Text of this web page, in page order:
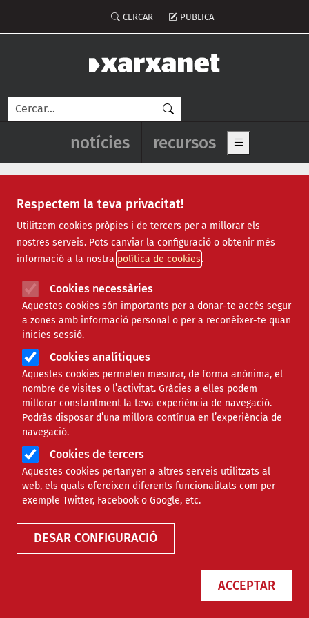
Respectem la teva privacitat!
Utilitzem cookies pròpies i de tercers per a millorar els
nostres serveis. Pots canviar la configuració o obtenir més
informació a la nostra política de cookies
Cookies necessàries
Aquestes cookies són importants per a donar-te accés segur
a zones amb informació personal o per a reconèixer-te quan
inicies sessió.
Cookies analítiques
Aquestes cookies permeten mesurar, de forma anònima, el
nombre de visites o l’activitat. Gràcies a elles podem
millorar constantment la teva experiència de navegació.
Podràs disposar d’una millora contínua en l’experiència de
navegació.
Cookies de tercers
Aquestes cookies pertanyen a altres serveis utilitzats al
web, els quals ofereixen diferents funcionalitats com per
exemple Twitter, Facebook o Google, etc.
DESAR CONFIGURACIÓ
ACCEPTAR
Menú del compte d'usuari
CERCAR PUBLICA
Cerca
Navegació principal de
notícies recursos Show main
Notícies
Totes | Ambiental | Comunitari | Cultural | Social
|
Internacional | Projectes | Jurídic | Tecnològic
Formació
Àmbit de la notícia
ECONÒMIC
Neix una comissió d’afectats
per Endesa a Girona
Comparteix
F
a
e
X Compartir en altres xarxes socials
01/08/2017
Entitat redactora